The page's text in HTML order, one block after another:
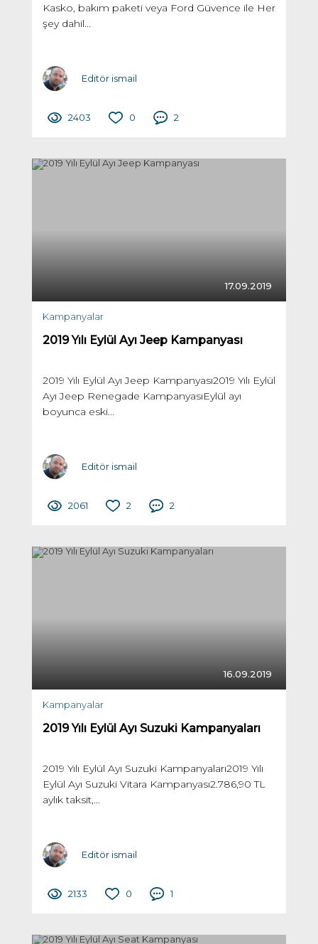
Kasko, bakım paketi veya Ford Güvence ile Her
şey dahil...
Editör ismail
2403 0 2
17.09.2019
Kampanyalar
2019 Yılı Eylül Ayı Jeep Kampanyası
2019 Yılı Eylül Ayı Jeep Kampanyası2019 Yılı Eylül
Ayı Jeep Renegade KampanyasıEylül ayı
boyunca eski...
Editör ismail
2061 2 2
16.09.2019
Kampanyalar
2019 Yılı Eylül Ayı Suzuki Kampanyaları
2019 Yılı Eylül Ayı Suzuki Kampanyaları2019 Yılı
Eylül Ayı Suzuki Vitara Kampanyası2.786,90 TL
aylık taksit,...
Editör ismail
2133 0 1